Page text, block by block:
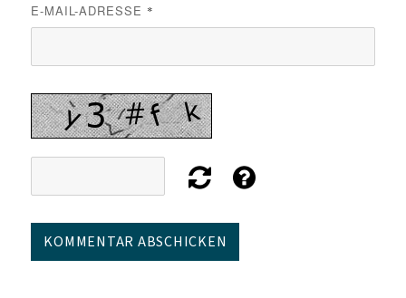
E-MAIL-ADRESSE *